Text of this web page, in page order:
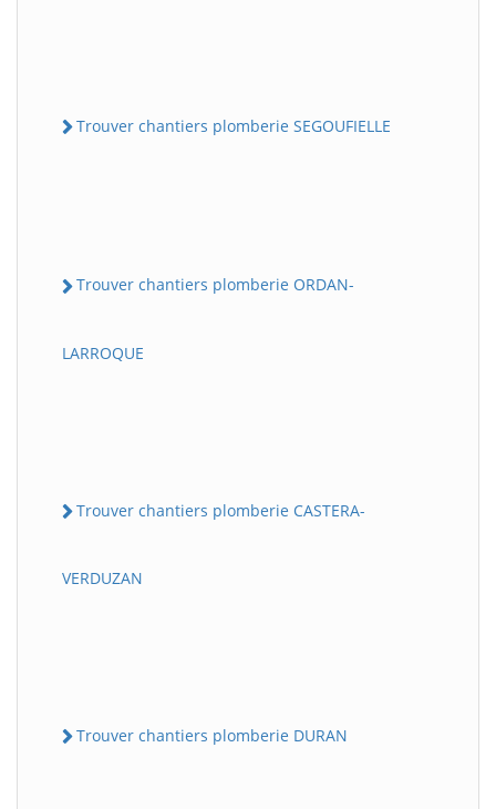
Trouver chantiers plomberie SEGOUFIELLE
Trouver chantiers plomberie ORDAN-
LARROQUE
Trouver chantiers plomberie CASTERA-
VERDUZAN
Trouver chantiers plomberie DURAN